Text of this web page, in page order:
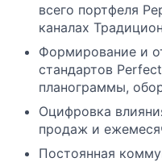
всего портфеля
каналах
Формирование и
стандартов
планограммы,
Оцифровка
продаж и
Постоянная